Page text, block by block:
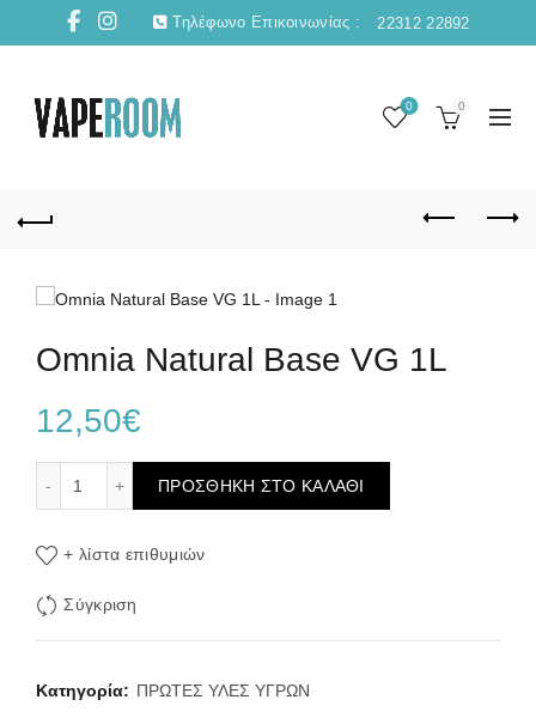
Τηλέφωνο Επικοινωνίας : 22312 22892
0 0
Omnia Natural Base VG 1L
12,50€
ΠΡΟΣΘΉΚΗ ΣΤΟ ΚΑΛΆΘΙ
+ λίστα επιθυμιών
Σύγκριση
Κατηγορία: ΠΡΩΤΕΣ ΥΛΕΣ ΥΓΡΩΝ